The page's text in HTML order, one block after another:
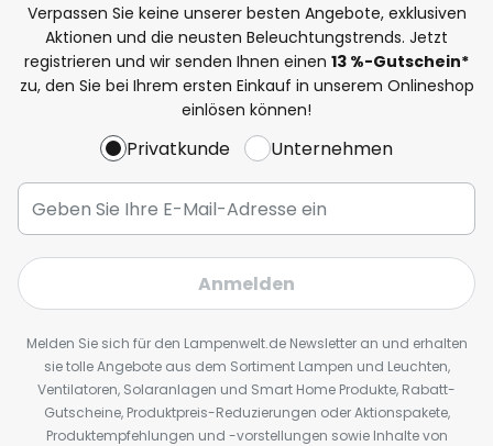
Verpassen Sie keine unserer besten Angebote, exklusiven
Aktionen und die neusten Beleuchtungstrends. Jetzt
registrieren und wir senden Ihnen einen 13 %-Gutschein*
zu, den Sie bei Ihrem ersten Einkauf in unserem Onlineshop
einlösen können!
Privatkunde Unternehmen
Anmelden
Melden Sie sich für den Lampenwelt.de Newsletter an und erhalten
sie tolle Angebote aus dem Sortiment Lampen und Leuchten,
Ventilatoren, Solaranlagen und Smart Home Produkte, Rabatt-
Gutscheine, Produktpreis-Reduzierungen oder Aktionspakete,
Produktempfehlungen und -vorstellungen sowie Inhalte von